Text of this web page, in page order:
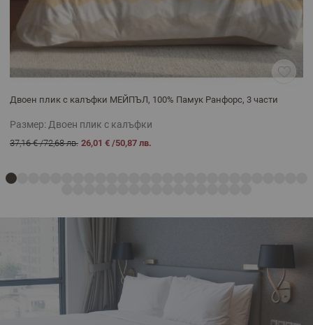
Двоен плик с калъфки МЕЙПЪЛ, 100% Памук Ранфорс, 3 части
Размер: Двоен плик с калъфки
37,16 €/72,68 лв. 26,01 € /50,87 лв.